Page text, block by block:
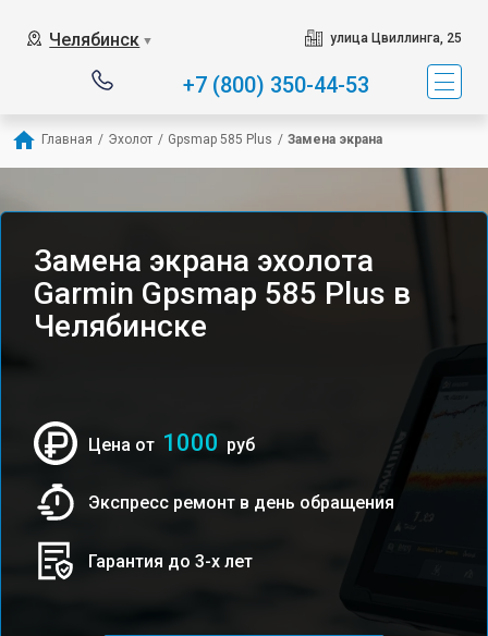
Челябинск ▼ улица Цвиллинга, 25
+7 (800) 350-44-53
Главная / Эхолот / Gpsmap 585 Plus / Замена экрана
Замена экрана эхолота
Garmin Gpsmap 585 Plus в
Челябинске
Цена от 1000 руб
Экспресс ремонт в день обращения
Гарантия до 3-х лет